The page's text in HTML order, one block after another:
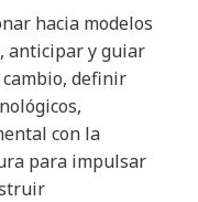
hacia modelos
anticipar y guiar
definir
con la
para impulsar